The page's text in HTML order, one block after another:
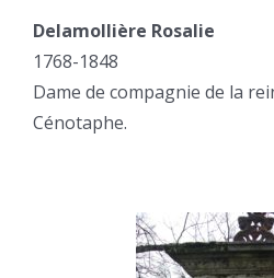
Delamollière Rosalie
1768-1848
Dame de compagnie de la
Cénotaphe.